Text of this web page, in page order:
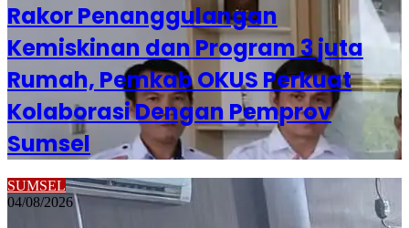
Rakor Penanggulangan
Kemiskinan dan Program 3 juta
Rumah, Pemkab OKUS Perkuat
Kolaborasi Dengan Pemprov
Sumsel
SUMSEL
04/08/2026